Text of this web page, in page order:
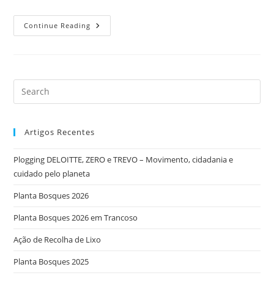
Continue Reading
Artigos Recentes
Plogging DELOITTE, ZERO e TREVO – Movimento, cidadania e
cuidado pelo planeta
Planta Bosques 2026
Planta Bosques 2026 em Trancoso
Ação de Recolha de Lixo
Planta Bosques 2025